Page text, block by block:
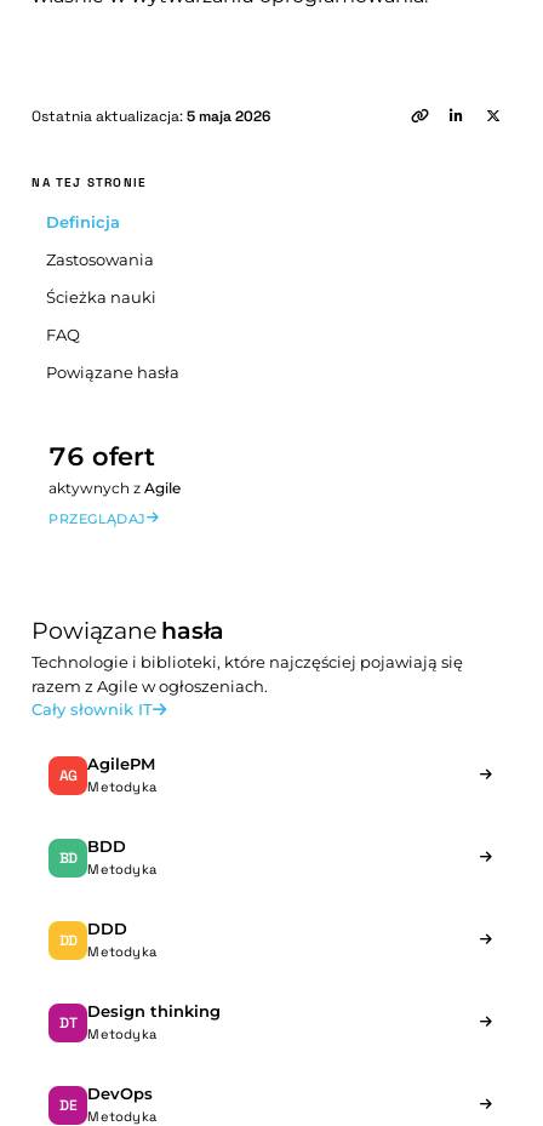
Ostatnia aktualizacja:5 maja 2026
NA TEJ STRONIE
Definicja
Zastosowania
Ścieżka nauki
FAQ
Powiązane hasła
76 ofert
aktywnych zAgile
PRZEGLĄDAJ
Powiązane hasła
Technologie i biblioteki, które najczęściej pojawiają się
razem z Agile w ogłoszeniach.
Cały słownik IT
AG
AgilePM
Metodyka
BD
BDD
Metodyka
DD
DDD
Metodyka
DT
Design thinking
Metodyka
DE
DevOps
Metodyka